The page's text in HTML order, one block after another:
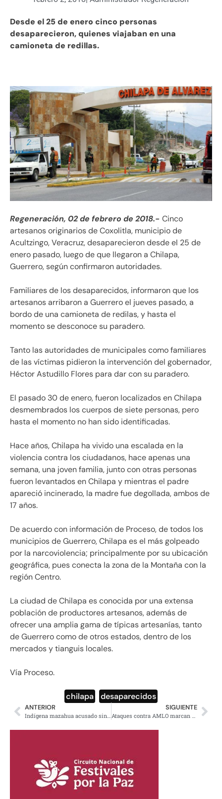
Desde el 25 de enero cinco personas
desaparecieron, quienes viajaban en una
camioneta de redillas.
Regeneración, 02 de febrero de 2018.- Cinco
artesanos originarios de Coxolitla, municipio de
Acultzingo, Veracruz, desaparecieron desde el 25 de
enero pasado, luego de que llegaron a Chilapa,
Guerrero, según confirmaron autoridades.
Familiares de los desaparecidos, informaron que los
artesanos arribaron a Guerrero el jueves pasado, a
bordo de una camioneta de redilas, y hasta el
momento se desconoce su paradero.
Tanto las autoridades de municipales como familiares
de las víctimas pidieron la intervención del gobernador,
Héctor Astudillo Flores para dar con su paradero.
El pasado 30 de enero, fueron localizados en Chilapa
desmembrados los cuerpos de siete personas, pero
hasta el momento no han sido identificadas.
Hace años, Chilapa ha vivido una escalada en la
violencia contra los ciudadanos, hace apenas una
semana, una joven familia, junto con otras personas
fueron levantados en Chilapa y mientras el padre
apareció incinerado, la madre fue degollada, ambos de
17 años.
De acuerdo con información de Proceso, de todos los
municipios de Guerrero, Chilapa es el más golpeado
por la narcoviolencia; principalmente por su ubicación
geográfica, pues conecta la zona de la Montaña con la
región Centro.
La ciudad de Chilapa es conocida por una extensa
población de productores artesanos, además de
ofrecer una amplia gama de típicas artesanías, tanto
de Guerrero como de otros estados, dentro de los
mercados y tianguis locales.
Vía Proceso.
chilapa desaparecidos
ANTERIOR
Indígena mazahua acusado sin pruebas saldrá libre luego de ocho años preso
SIGUIENTE
Ataques contra AMLO marcan el inicio de sesiones en la Cámara de Diputados